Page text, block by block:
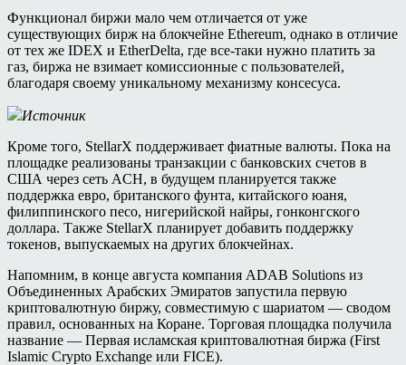
Функционал биржи мало чем отличается от уже
существующих бирж на блокчейне Ethereum, однако в отличие
от тех же IDEX и EtherDelta, где все-таки нужно платить за
газ, биржа не взимает комиссионные с пользователей,
благодаря своему уникальному механизму консесуса.
Источник
Кроме того, StellarX поддерживает фиатные валюты. Пока на
площадке реализованы транзакции с банковских счетов в
США через сеть ACH, в будущем планируется также
поддержка евро, британского фунта, китайского юаня,
филиппинского песо, нигерийской найры, гонконгского
доллара. Также StellarX планирует добавить поддержку
токенов, выпускаемых на других блокчейнах.
Напомним, в конце августа компания ADAB Solutions из
Объединенных Арабских Эмиратов запустила первую
криптовалютную биржу, совместимую с шариатом — сводом
правил, основанных на Коране. Торговая площадка получила
название — Первая исламская криптовалютная биржа (First
Islamic Crypto Exchange или FICE).